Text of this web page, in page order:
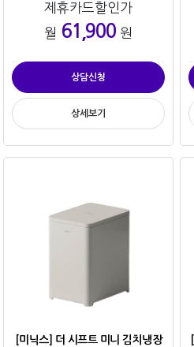
제휴카드할인가
월 61,900원
상담신청
상세보기
[미닉스] 더 시프트 미니 김치냉장